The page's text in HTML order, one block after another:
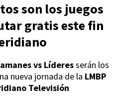
son los juegos
gratis este fin
vs Líderesserán los
nueva jornada de la LMBP
Televisión